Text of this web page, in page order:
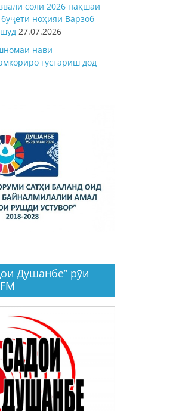
соли 2026 нақшаи
ноҳияи Варзоб
27.07.2026
нави
густариш дод
Душанбе” рӯи